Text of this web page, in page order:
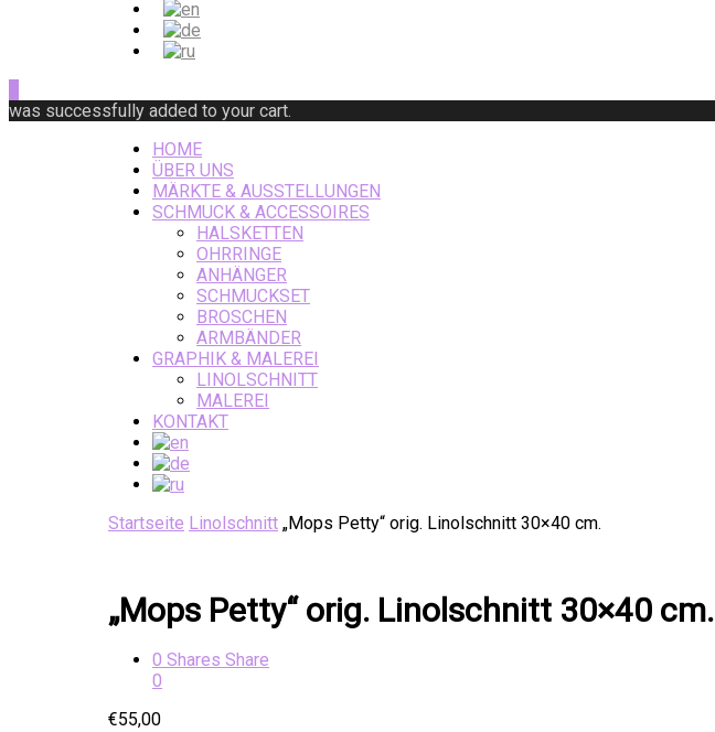
was successfully added to your cart.
HOME
ÜBER UNS
MÄRKTE & AUSSTELLUNGEN
SCHMUCK & ACCESSOIRES
HALSKETTEN
OHRRINGE
ANHÄNGER
SCHMUCKSET
BROSCHEN
ARMBÄNDER
GRAPHIK & MALEREI
LINOLSCHNITT
MALEREI
KONTAKT
Startseite Linolschnitt „Mops Petty“ orig. Linolschnitt 30×40 cm.
„Mops Petty“ orig. Linolschnitt 30×40 cm.
0 Shares Share
0
€55,00